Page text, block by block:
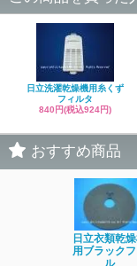
日立洗濯乾燥機用糸くず
フィルタ
840円(税込924円)
おすすめ商品
日立衣類乾
用ブラックフ
ル